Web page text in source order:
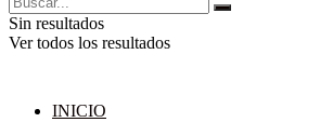
Sin resultados
Ver todos los resultados
INICIO